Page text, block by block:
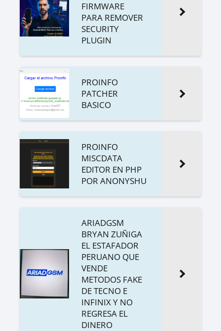
FIRMWARE
PARA REMOVER
SECURITY
PLUGIN
PROINFO
PATCHER
BASICO
PROINFO
MISCDATA
EDITOR EN PHP
POR ANONYSHU
ARIADGSM
BRYAN ZUÑIGA
EL ESTAFADOR
PERUANO QUE
VENDE
METODOS FAKE
DE TECNO E
INFINIX Y NO
REGRESA EL
DINERO